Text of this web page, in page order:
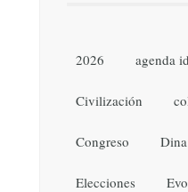
2026 agenda
Civilización
Congreso
Elecciones